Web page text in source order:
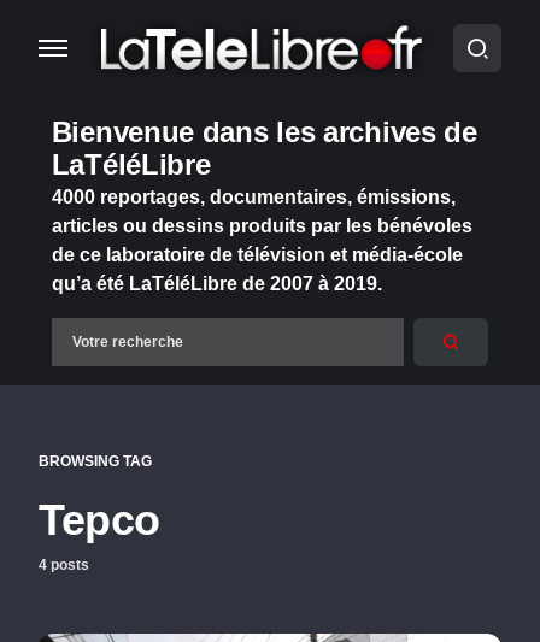
Bienvenue dans les archives de
LaTéléLibre
4000 reportages, documentaires, émissions,
articles ou dessins produits par les bénévoles
de ce laboratoire de télévision et média-école
qu’a été LaTéléLibre de 2007 à 2019.
BROWSING TAG
Tepco
4 posts